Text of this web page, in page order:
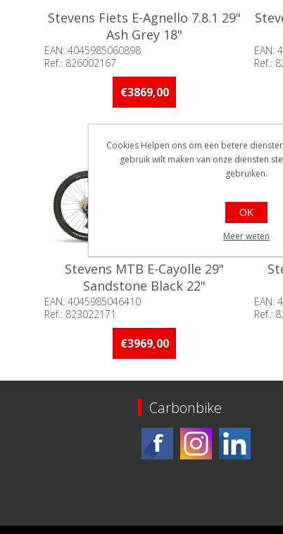
Stevens Fiets E-Agnello 7.8.1 29"
Ash Grey 18"
EAN: 4045985060898
Ref.: 826002167
Beschikbaarheid:: Minder dan 5 stuks
€3869,00
EAN:
Ref.:
Stevens MTB E-Cayolle 29"
Sandstone Black 22"
EAN: 4045985046410
Ref.: 823022171
Beschikbaarheid:: Minder dan 5 stuks
€3969,00
EAN:
Ref.:
Carbonbike
Cookies Helpen ons om een betere
gebruik wilt maken van onze diensten
gebruiken.
OK
Meer weten